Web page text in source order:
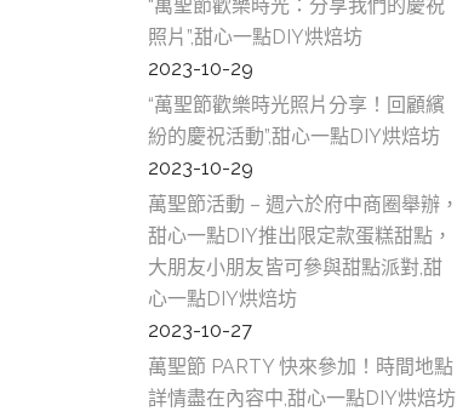
“萬聖節歡樂時光：分享我們的慶祝
照片”,甜心一點DIY烘焙坊
2023-10-29
“萬聖節歡樂時光照片分享！回顧繽
紛的慶祝活動”,甜心一點DIY烘焙坊
2023-10-29
萬聖節活動 – 週六於府中商圈舉辦，
甜心一點DIY推出限定款蛋糕甜點，
大朋友小朋友皆可參與甜點派對,甜
心一點DIY烘焙坊
2023-10-27
萬聖節 PARTY 快來參加！時間地點
詳情盡在內容中,甜心一點DIY烘焙坊